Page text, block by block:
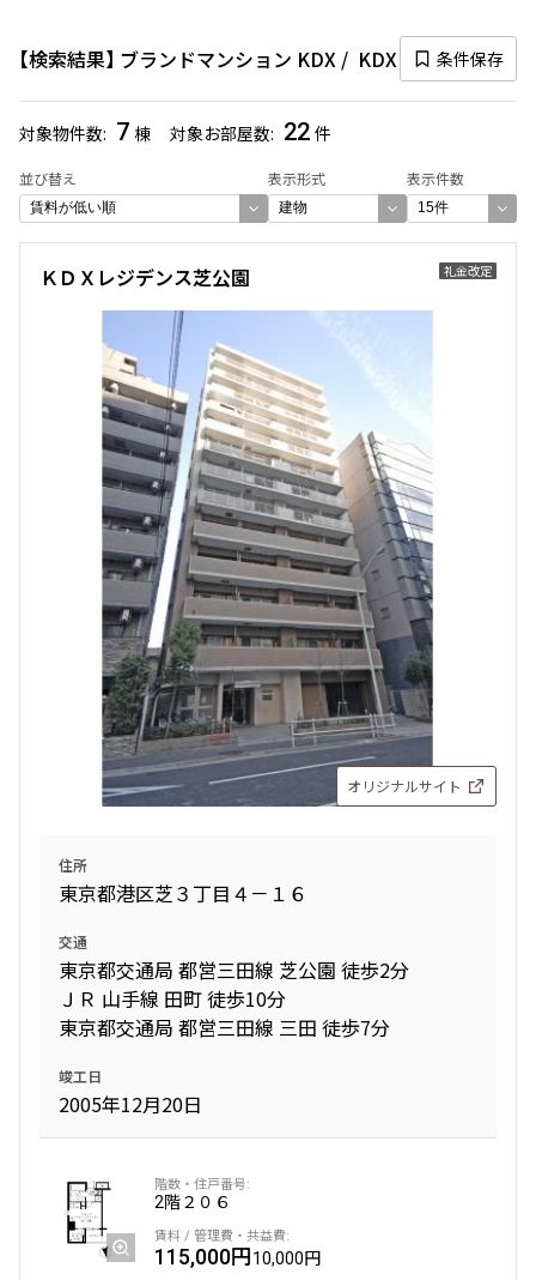
検索結果 ブランドマンション KDX KDX 条件保存
対象物件数 7 棟 対象お部屋数 22 件
並び替え 表示形式 表示件数
礼金改定
ＫＤＸレジデンス芝公園
オリジナルサイト
住所
東京都港区芝３丁目４－１６
交通
東京都交通局 都営三田線 芝公園 徒歩2分
ＪＲ 山手線 田町 徒歩10分
東京都交通局 都営三田線 三田 徒歩7分
竣工日
2005年12月20日
2階２０６
115,000円10,000円